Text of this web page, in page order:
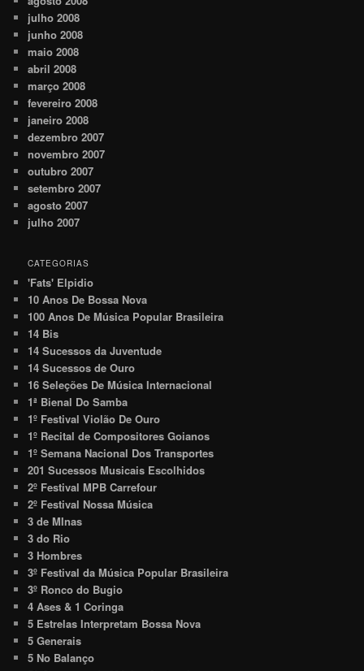
julho 2008
junho 2008
maio 2008
abril 2008
março 2008
fevereiro 2008
janeiro 2008
dezembro 2007
novembro 2007
outubro 2007
setembro 2007
agosto 2007
julho 2007
CATEGORIAS
'Fats' Elpidio
10 Anos De Bossa Nova
100 Anos De Música Popular Brasileira
14 Bis
14 Sucessos da Juventude
14 Sucessos de Ouro
16 Seleções De Música Internacional
1ª Bienal Do Samba
1º Festival Violão De Ouro
1º Recital de Compositores Goianos
1º Semana Nacional Dos Transportes
201 Sucessos Musicais Escolhidos
2º Festival MPB Carrefour
2º Festival Nossa Música
3 de MInas
3 do Rio
3 Hombres
3º Festival da Música Popular Brasileira
3º Ronco do Bugio
4 Ases & 1 Coringa
5 Estrelas Interpretam Bossa Nova
5 Generais
5 No Balanço